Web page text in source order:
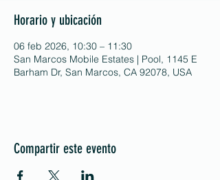
Horario y ubicación
06 feb 2026, 10:30 – 11:30
San Marcos Mobile Estates | Pool, 1145 E
Barham Dr, San Marcos, CA 92078, USA
Compartir este evento